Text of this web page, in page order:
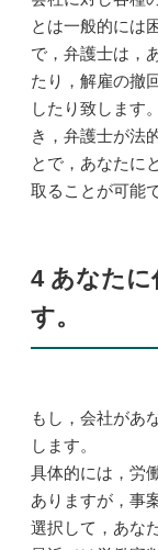
とは一般的には
で，弁護士は，
たり，解雇の撤
したり致します
き，弁護士が法
とで，あなたに
取ることが可能
4 あなたに
す。
もし，会社があ
します。
具体的には，労
ありますが，事
選択して，あな